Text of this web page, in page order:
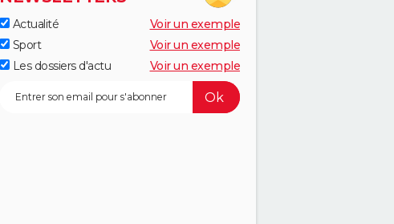
Actualité
Voir un exemple
Sport
Voir un exemple
Les dossiers d'actu
Voir un exemple